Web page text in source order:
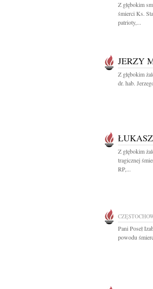
Z głębokim
śmierci Ks.
patrioty,...
JERZY
Z głębokim
dr. hab.
Z głębokim
tragicznej
RP,...
Pani Poseł
powodu